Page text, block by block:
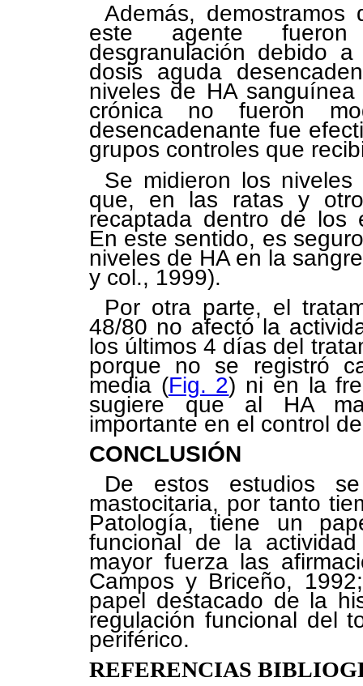
Además,
este agente fueron
desgranulación debido
dosis aguda
niveles de HA
crónica no fueron
desencadenante fue
grupos controles que
Se midieron los
que, en las ratas y
recaptada dentro de los
En este sentido, es
niveles de HA en la
y col., 1999).
Por otra parte, el
48/80 no afectó la
los últimos 4 días del
porque no se registró
media (Fig. 2) ni en la
sugiere que al HA
importante en el control
CONCLUSIÓN
De estos estudios
mastocitaria, por tanto
Patología, tiene un
funcional de la
mayor fuerza las
Campos y Briceño,
papel destacado de la
regulación funcional del
periférico.
REFERENCIAS